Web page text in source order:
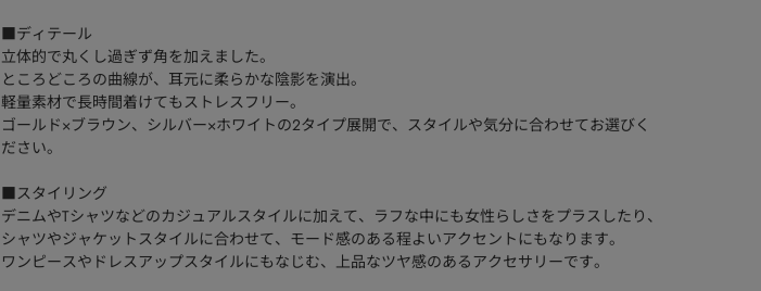
■ディテール
立体的で丸くし過ぎず角を加えました。
ところどころの曲線が、耳元に柔らかな陰影を演出。
軽量素材で長時間着けてもストレスフリー。
ゴールド×ブラウン、シルバー×ホワイトの2タイプ展開で、スタイルや気分に合わせてお選びく
ださい。
■スタイリング
デニムやTシャツなどのカジュアルスタイルに加えて、ラフな中にも女性らしさをプラスしたり、
シャツやジャケットスタイルに合わせて、モード感のある程よいアクセントにもなります。
ワンピースやドレスアップスタイルにもなじむ、上品なツヤ感のあるアクセサリーです。